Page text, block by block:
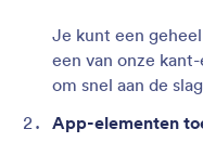
Je kunt een
een van onze
om snel aan de
App-elementen